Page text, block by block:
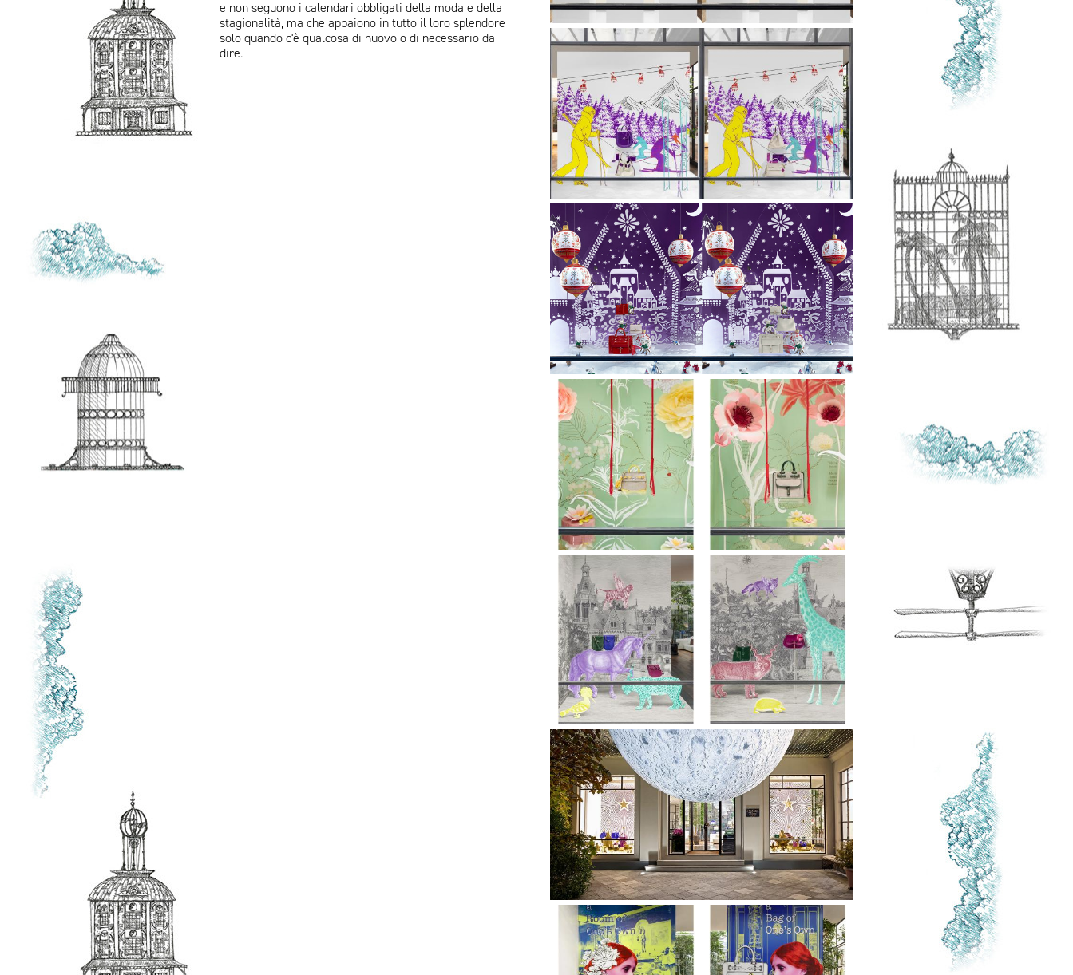
Vetrine
gennaio
2026
Vetrine
dicembre
2025
Vetrine
aprile
2025
vetrine
Gennaio
2025
vetrine
dicembre
2024
Vetrine
settembre
e non seguono i calendari obbligati della moda e della
stagionalità, ma che appaiono in tutto il loro splendore
solo quando c'è qualcosa di nuovo o di necessario da
dire.